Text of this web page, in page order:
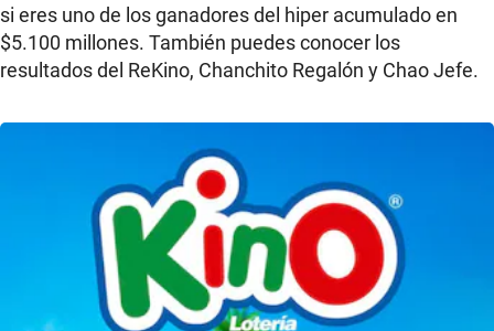
si eres uno de los ganadores del hiper acumulado en
$5.100 millones. También puedes conocer los
resultados del ReKino, Chanchito Regalón y Chao Jefe.